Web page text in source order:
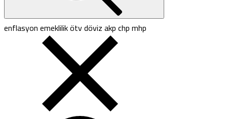
enflasyonemeklilikötvdövizakpchpmhp